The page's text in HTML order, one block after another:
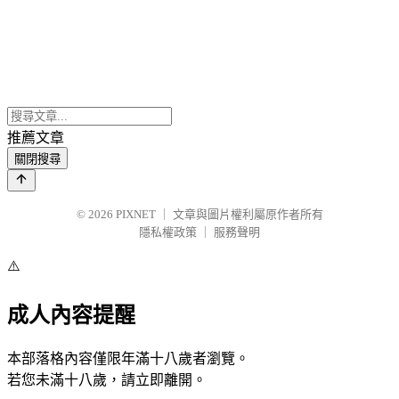
推薦文章
關閉搜尋
© 2026 PIXNET
文章與圖片權利屬原作者所有
隱私權政策
服務聲明
⚠️
成人內容提醒
本部落格內容僅限年滿十八歲者瀏覽。
若您未滿十八歲，請立即離開。